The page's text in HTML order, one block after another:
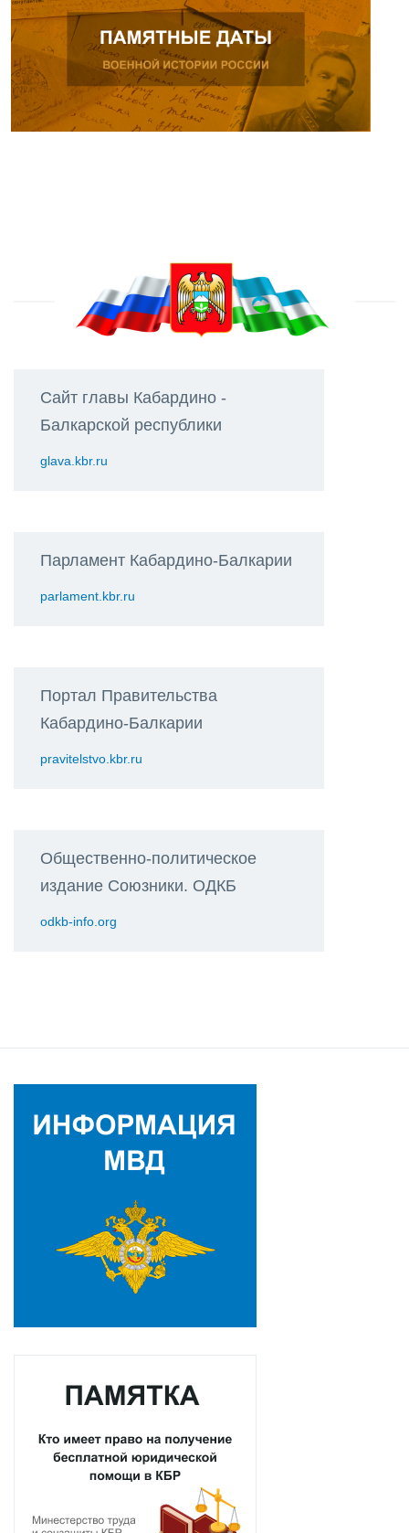
Сайт главы Кабардино -
Балкарской республики
glava.kbr.ru
Парламент Кабардино-Балкарии
parlament.kbr.ru
Портал Правительства
Кабардино-Балкарии
pravitelstvo.kbr.ru
Общественно-политическое
издание Союзники. ОДКБ
odkb-info.org